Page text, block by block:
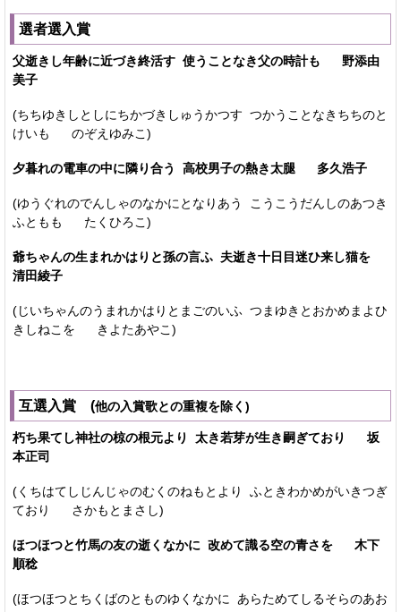
選者選入賞
父逝きし年齢に近づき終活す 使うことなき父の時計も 野添由
美子
(ちちゆきしとしにちかづきしゅうかつす つかうことなきちちのと
けいも のぞえゆみこ)
夕暮れの電車の中に隣り合う 高校男子の熱き太腿 多久浩子
(ゆうぐれのでんしゃのなかにとなりあう こうこうだんしのあつき
ふともも たくひろこ)
爺ちゃんの生まれかはりと孫の言ふ 夫逝き十日目迷ひ来し猫を
清田綾子
(じいちゃんのうまれかはりとまごのいふ つまゆきとおかめまよひ
きしねこを きよたあやこ)
互選入賞 (他の入賞歌との重複を除く)
朽ち果てし神社の椋の根元より 太き若芽が生き嗣ぎており 坂
本正司
(くちはてしじんじゃのむくのねもとより ふときわかめがいきつぎ
ており さかもとまさし)
ほつほつと竹馬の友の逝くなかに 改めて識る空の青さを 木下
順稔
(ほつほつとちくばのとものゆくなかに あらためてしるそらのあお